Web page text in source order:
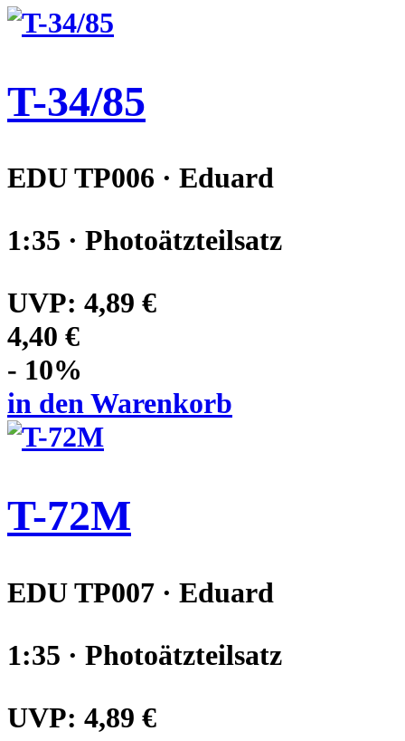
T-34/85
EDU TP006 · Eduard
1:35 · Photoätzteilsatz
UVP: 4,89 €
4,40 €
- 10%
in den Warenkorb
T-72M
EDU TP007 · Eduard
1:35 · Photoätzteilsatz
UVP: 4,89 €